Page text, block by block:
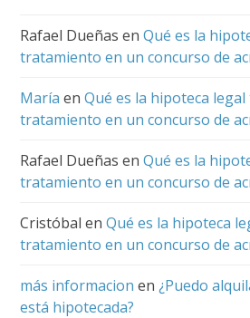
Rafael Dueñas enQué es la
tratamiento en un concurso de
María enQué es la hipoteca legal
tratamiento en un concurso de
Rafael Dueñas enQué es la
tratamiento en un concurso de
Cristóbal enQué es la hipoteca
tratamiento en un concurso de
más informacion en¿Puedo
está hipotecada?